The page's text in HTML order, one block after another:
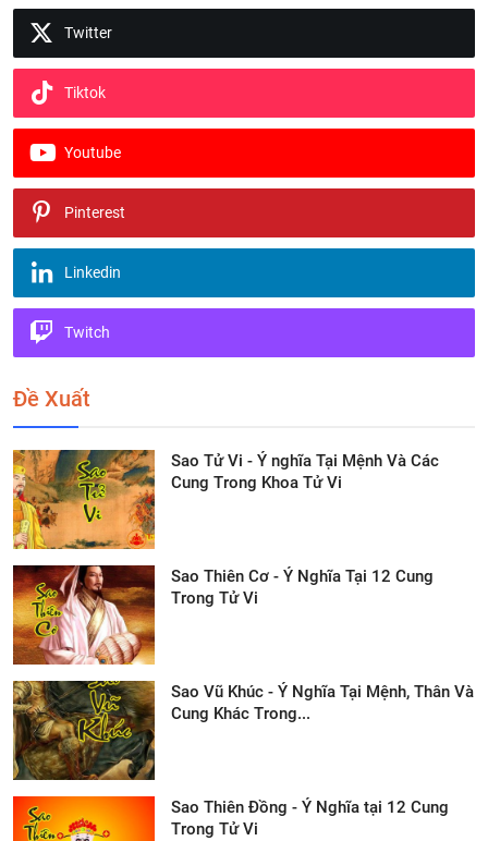
Twitter
Tiktok
Youtube
Pinterest
Linkedin
Twitch
Đề Xuất
Sao Tử Vi - Ý nghĩa Tại Mệnh Và Các
Cung Trong Khoa Tử Vi
Sao Thiên Cơ - Ý Nghĩa Tại 12 Cung
Trong Tử Vi
Sao Vũ Khúc - Ý Nghĩa Tại Mệnh, Thân Và
Cung Khác Trong...
Sao Thiên Đồng - Ý Nghĩa tại 12 Cung
Trong Tử Vi